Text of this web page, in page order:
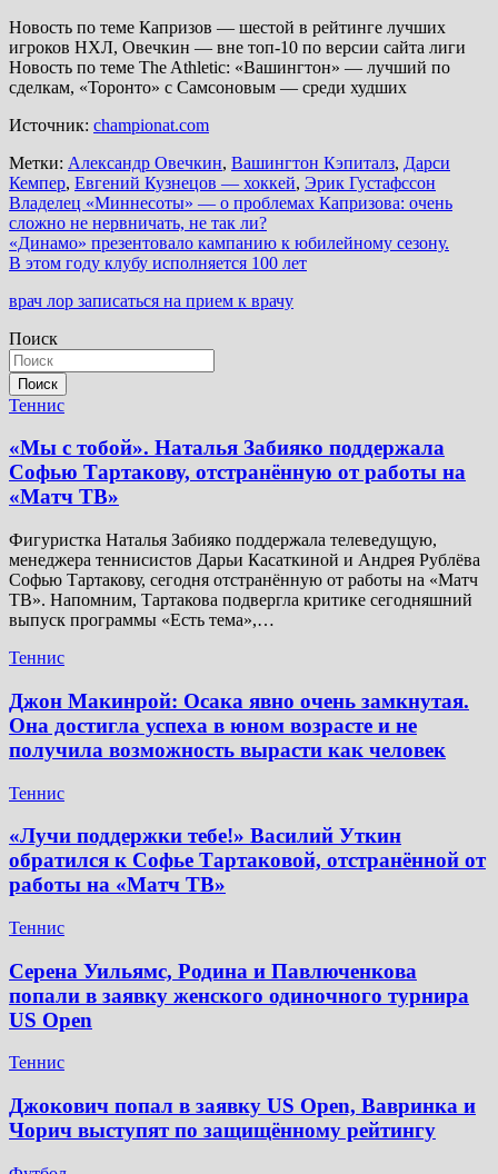
Новость по теме Капризов — шестой в рейтинге лучших
игроков НХЛ, Овечкин — вне топ-10 по версии сайта лиги
Новость по теме The Athletic: «Вашингтон» — лучший по
сделкам, «Торонто» с Самсоновым — среди худших
Источник: championat.com
Метки: Александр Овечкин, Вашингтон Кэпиталз, Дарси
Кемпер, Евгений Кузнецов — хоккей, Эрик Густафссон
Навигация
по
записям
Владелец «Миннесоты» — о проблемах Капризова: очень
сложно не нервничать, не так ли?
«Динамо» презентовало кампанию к юбилейному сезону.
В этом году клубу исполняется 100 лет
врач лор записаться на прием к врачу
Поиск
Поиск
Теннис
«Мы с тобой». Наталья Забияко поддержала
Софью Тартакову, отстранённую от работы на
«Матч ТВ»
Фигуристка Наталья Забияко поддержала телеведущую,
менеджера теннисистов Дарьи Касаткиной и Андрея Рублёва
Софью Тартакову, сегодня отстранённую от работы на «Матч
ТВ». Напомним, Тартакова подвергла критике сегодняшний
выпуск программы «Есть тема»,…
Теннис
Джон Макинрой: Осака явно очень замкнутая.
Она достигла успеха в юном возрасте и не
получила возможность вырасти как человек
Теннис
«Лучи поддержки тебе!» Василий Уткин
обратился к Софье Тартаковой, отстранённой от
работы на «Матч ТВ»
Теннис
Серена Уильямс, Родина и Павлюченкова
попали в заявку женского одиночного турнира
US Open
Теннис
Джокович попал в заявку US Open, Вавринка и
Чорич выступят по защищённому рейтингу